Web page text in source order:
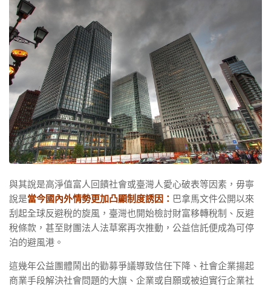
與其說是高淨值富人回饋社會或臺灣人愛心破表等因素，毋寧
說是當今國內外情勢更加凸顯制度誘因： 巴拿馬文件公開以來
刮起全球反避稅的旋風，臺灣也開始檢討財富移轉稅制、反避
稅條款，甚至財團法人法草案再次推動，公益信託便成為可停
泊的避風港。
這幾年公益團體鬧出的勸募爭議導致信任下降、社會企業揚起
商業手段解決社會問題的大旗、企業或自願或被迫實行企業社